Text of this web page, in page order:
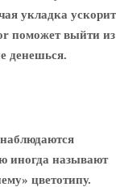
укладка ускорит
поможет выйти из
денешься.
иногда называют
цветотипу.